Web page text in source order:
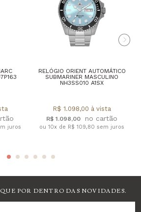
juros
RELÓGIO ORIENT AUTOMÁTICO
SUBMARINER MASCULINO
NH3SS010 A1SX
R$ 1.098,00
R$ 1.098,00 à vista
ou 10x de R$ 109,80 sem juros
POR DENTRO DAS NOVIDADES.